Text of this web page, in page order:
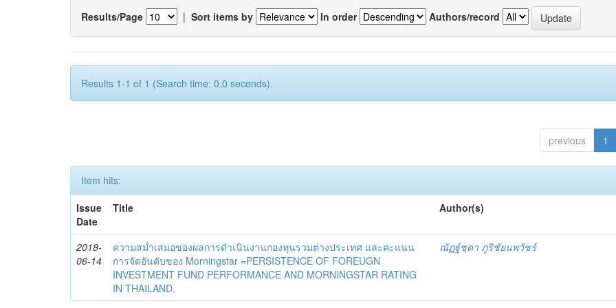
Results/Page | Sort items by In order Authors/record
Results 1-1 of 1 (Search time: 0.0 seconds).
previous 1
Item hits:
Issue
Date
Title Author(s)
2018-
06-14
ความสม่ำเสมอของผลการดำเนินงานกองทุนรวมต่างประเทศ และคะแนน
การจัดอันดับของ Morningstar =PERSISTENCE OF FOREUGN
INVESTMENT FUND PERFORMANCE AND MORNINGSTAR RATING
IN THAILAND.
ณัฏฐ์ชุดา ภูริชัยนพวัชร์